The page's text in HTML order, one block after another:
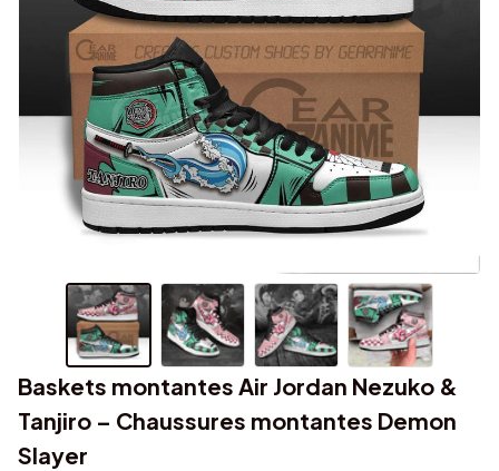
Baskets montantes Air Jordan Nezuko &
Tanjiro – Chaussures montantes Demon
Slayer